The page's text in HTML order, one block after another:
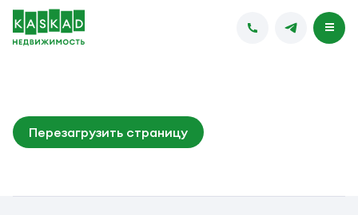
Перезагрузить страницу